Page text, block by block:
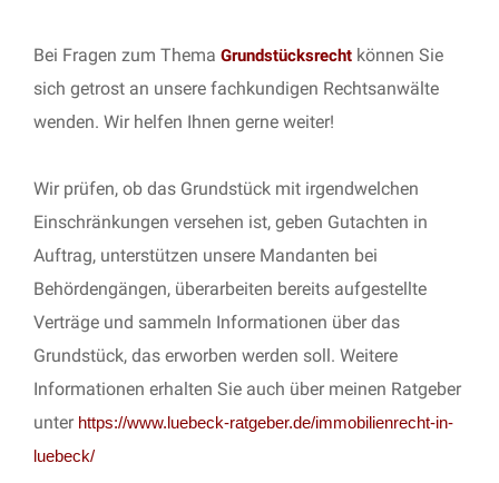
Bei Fragen zum Thema Grundstücksrecht können Sie
sich getrost an unsere fachkundigen Rechtsanwälte
wenden. Wir helfen Ihnen gerne weiter!
Wir prüfen, ob das Grundstück mit irgendwelchen
Einschränkungen versehen ist, geben Gutachten in
Auftrag, unterstützen unsere Mandanten bei
Behördengängen, überarbeiten bereits aufgestellte
Verträge und sammeln Informationen über das
Grundstück, das erworben werden soll. Weitere
Informationen erhalten Sie auch über meinen Ratgeber
unter https://www.luebeck-ratgeber.de/immobilienrecht-in-
luebeck/